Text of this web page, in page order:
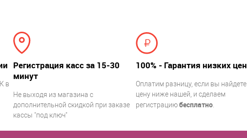
в
Регистрация касс за 15-30
минут
Не выходя из магазина с
дополнительной скидкой при заказе
кассы "под ключ"
100% - Гарантия низких цен
Оплатим разницу, если вы найдете
цену ниже нашей, и сделаем
регистрациюбесплатно.